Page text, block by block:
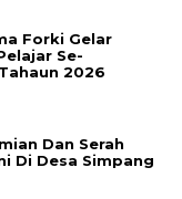
Forki Gelar
Se-
2026
Dan Serah
Di Desa Simpang